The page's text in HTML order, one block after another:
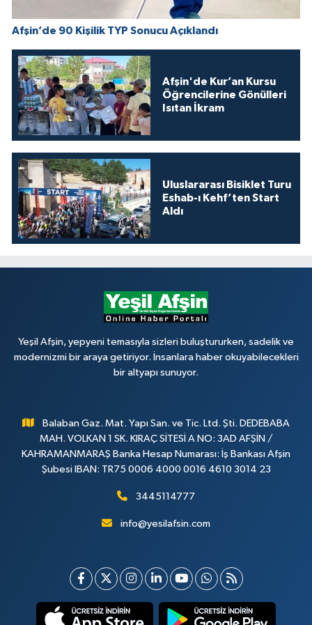
Afşin’de 90 Kişilik TYP Sonucu Açıklandı
Afşin'de Kur’an Kursu
Öğrencilerine Gönülleri
Isıtan İkram
Uluslararası Bisiklet Turu
Eshab-ı Kehf’ten Start
Aldı
Yeşil Afşin, yepyeni temasıyla sizleri buluştururken, sadelik ve
modernizmi bir araya getiriyor. İnsanlara haber okuyabilecekleri
bir altyapı sunuyor.
Balaban Gaz. Mat. Yapı San. ve Tic. Ltd. Şti. DEDEBABA
MAH. VOLKAN 1 SK. KIRAÇ SİTESİ A NO: 3AD AFŞİN /
KAHRAMANMARAŞ Banka Hesap Numarası: İş Bankası Afşin
Şubesi IBAN: TR75 0006 4000 0016 4610 3014 23
3445114777
info@yesilafsin.com